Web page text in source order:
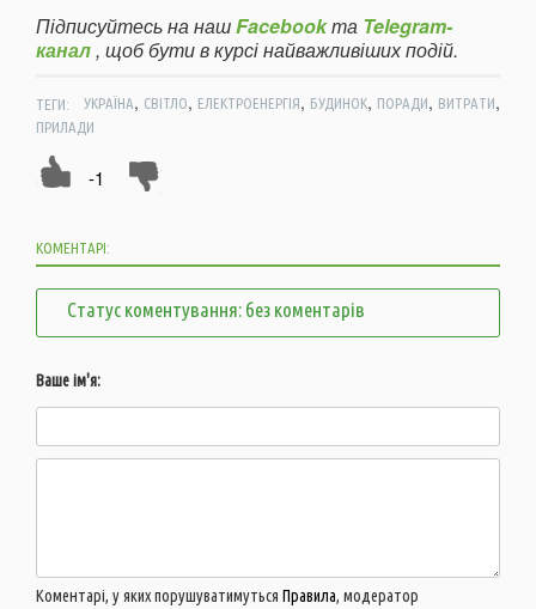
Підписуйтесь на нашFacebookта Telegram-
канал, щоб бути в курсі найважливіших подій.
ТЕГИ: УКРАЇНА, СВІТЛО, ЕЛЕКТРОЕНЕРГІЯ, БУДИНОК, ПОРАДИ, ВИТРАТИ,
ПРИЛАДИ
-1
КОМЕНТАРІ:
Статус коментування: без коментарів
Ваше ім'я:
Коментарі, у яких порушуватимуться Правила, модератор